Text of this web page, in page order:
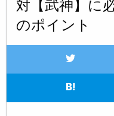
対【武神】に
のポイント